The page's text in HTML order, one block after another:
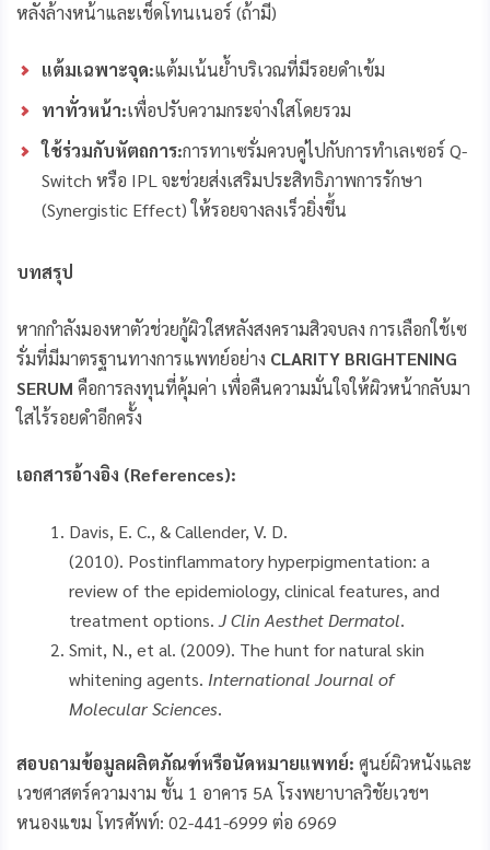
หลังล้างหน้าและเช็ดโทนเนอร์ (ถ้ามี)
แต้มเฉพาะจุด:แต้มเน้นย้ำบริเวณที่มีรอยดำเข้ม
ทาทั่วหน้า:เพื่อปรับความกระจ่างใสโดยรวม
ใช้ร่วมกับหัตถการ:การทาเซรั่มควบคู่ไปกับการทำเลเซอร์ Q-
Switch หรือ IPL จะช่วยส่งเสริมประสิทธิภาพการรักษา
(Synergistic Effect) ให้รอยจางลงเร็วยิ่งขึ้น
บทสรุป
หากกำลังมองหาตัวช่วยกู้ผิวใสหลังสงครามสิวจบลง การเลือกใช้เซ
รั่มที่มีมาตรฐานทางการแพทย์อย่าง CLARITY BRIGHTENING
SERUM คือการลงทุนที่คุ้มค่า เพื่อคืนความมั่นใจให้ผิวหน้ากลับมา
ใสไร้รอยดำอีกครั้ง
เอกสารอ้างอิง (References):
Davis, E. C., & Callender, V. D.
(2010). Postinflammatory hyperpigmentation: a
review of the epidemiology, clinical features, and
treatment options. J Clin Aesthet Dermatol.
Smit, N., et al. (2009). The hunt for natural skin
whitening agents. International Journal of
Molecular Sciences.
สอบถามข้อมูลผลิตภัณฑ์หรือนัดหมายแพทย์: ศูนย์ผิวหนังและ
เวชศาสตร์ความงาม ชั้น 1 อาคาร 5A โรงพยาบาลวิชัยเวชฯ
หนองแขม โทรศัพท์: 02-441-6999 ต่อ 6969